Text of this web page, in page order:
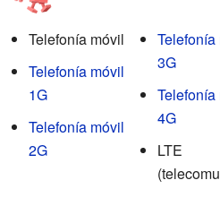
Telefonía móvil
Telefonía móvil
1G
Telefonía móvil
2G
Telefonía
3G
Telefonía
4G
LTE